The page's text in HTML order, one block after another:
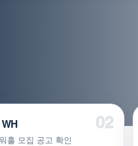
홀 모집 공고 확인